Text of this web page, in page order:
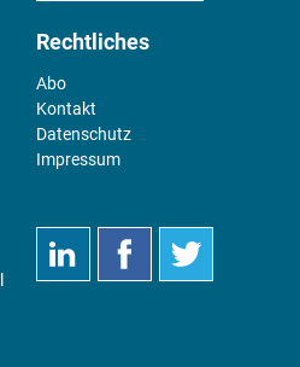
Rechtliches
Abo
Kontakt
Datenschutz
Impressum